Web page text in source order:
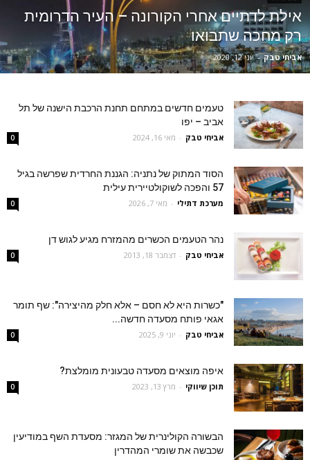
אילת לדתיים אחרי הקורונה – העיר הדרומית
רק מחכה שתבואו
אביחי טבק - יוני 12, 2020
טעמים חדשים במתחם תחנת הרכבת הישנה של תל
אביב – יפו
אביחי טבק - מאי 16, 2024 0
הסוד המתוק של נתניה: הגננת החרדית שפרשה בגיל
57 והפכה לשוקולטיירית עילית
מערכת דתילי - מאי 7, 2026 0
נהר הטעמים הכשרים מהמזרח מגיע לגוש דן
אביחי טבק - דצמבר 18, 2013 0
"כשרות היא לא חסם – אלא חלק מהיצירה": שף תומר
אגאי פותח מסעדה חדשה...
אביחי טבק - יוני 9, 2025 0
איפה מוצאים מסעדה טבעונית מומלצת?
תוכן שיווקי - מרץ 13, 2023 0
הבשורה הקולינרית של המגזר: מסעדת השף במודיעין
שכבשה את שומרי המהדרין